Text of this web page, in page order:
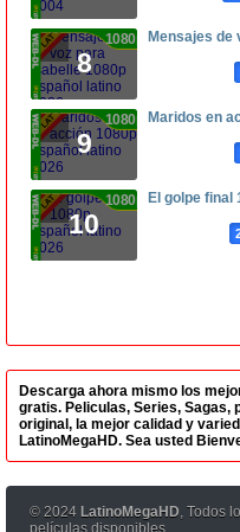
8
1080p Mensajes de
9
1080p Maridos en
10
1080p El golpe final
Descarga ahora mismo los
gratis. Peliculas, Series,
original, la mejor calidad y
LatinoMegaHD. Sea usted
© 2024 LatinoMegaHD , Todos
películas disponibles